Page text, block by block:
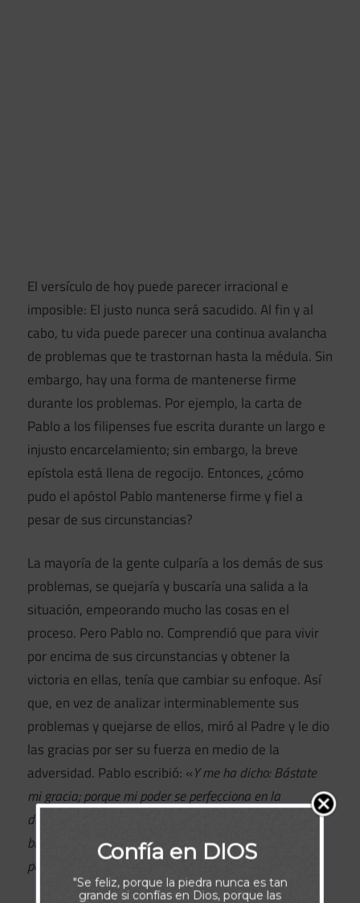
El versículo de hoy puede parecer irracional e
imposible: El justo nunca será sacudido. Al fin y al
cabo, tu vida puede parecer una continua avalancha
de problemas que te trastornan hasta la médula. Sin
embargo, hay una forma de mantenerse firme
durante los problemas. Por ejemplo, la carta de
Pablo a los filipenses fue escrita durante un largo e
injusto encarcelamiento; sin embargo, la breve
epístola está llena de regocijo. Entonces, ¿cómo
pudo el apóstol Pablo mantenerse firme y fiel a
pesar de sus circunstancias?
La mayoría de la gente culparía a los demás de sus
problemas, se quejaría y buscaría una salida a la
situación, empeorando mucho las cosas en el
proceso. Pero Pablo no. Comprendió que para vivir
por encima de sus circunstancias y obtener la
victoria en ellas, tenía que cambiar su enfoque. Así
que, en vez de analizar interminablemente sus
problemas y quejarse de ellos, miró al Padre y le dio
las gracias por ser su fuerza en medio de la
adversidad. Pablo escribió: «Y me ha dicho: Bástate
mi gracia; porque mi poder se perfecciona en la
debilidad. Por tanto, de buena gana me gloriaré más
bien en mis debilidades, para que repose sobre mí el
poder de Cristo.» (2 Corintios 12:9).
Confía en DIOS
"Se feliz, porque la piedra nunca es tan
grande si confías en Dios, porque las